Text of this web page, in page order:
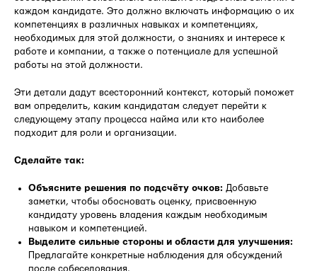
каждом кандидате. Это должно включать информацию о их
компетенциях в различных навыках и компетенциях,
необходимых для этой должности, о знаниях и интересе к
работе и компании, а также о потенциале для успешной
работы на этой должности.
Эти детали дадут всесторонний контекст, который поможет
вам определить, каким кандидатам следует перейти к
следующему этапу процесса найма или кто наиболее
подходит для роли и организации.
Сделайте так:
Объясните решения по подсчёту очков: Добавьте
заметки, чтобы обосновать оценку, присвоенную
кандидату уровень владения каждым необходимым
навыком и компетенцией.
Выделите сильные стороны и области для улучшения:
Предлагайте конкретные наблюдения для обсуждений
после собеседования.